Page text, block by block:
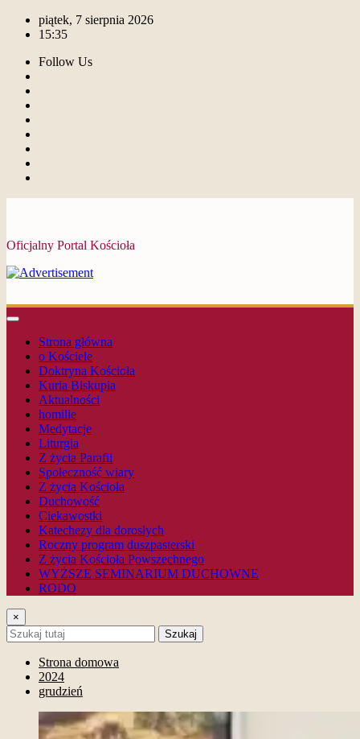
piątek, 7 sierpnia 2026
15:35
Follow Us
Oficjalny Portal Kościoła
Strona główna
o Kościele
Doktryna Kościoła
Kuria Biskupia
Aktualności
homilie
Medytacje
Liturgia
Z życia Parafii
Społeczność wiary
Z życia Kościoła
Duchowość
Ciekawostki
Katechezy dla dorosłych
Roczny program duszpasterski
Z życia Kościoła Powszechnego
WYŻSZE SEMINARIUM DUCHOWNE
RODO
×
Szukaj
Strona domowa
2024
grudzień